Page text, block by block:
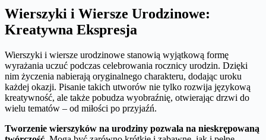
Wierszyki i Wiersze Urodzinowe:
Kreatywna Ekspresja
Wierszyki i wiersze urodzinowe stanowią wyjątkową formę
wyrażania uczuć podczas celebrowania rocznicy urodzin. Dzięki
nim życzenia nabierają oryginalnego charakteru, dodając uroku
każdej okazji. Pisanie takich utworów nie tylko rozwija językową
kreatywność, ale także pobudza wyobraźnię, otwierając drzwi do
wielu tematów – od miłości po przyjaźń.
Tworzenie wierszyków na urodziny pozwala na nieskrępowaną